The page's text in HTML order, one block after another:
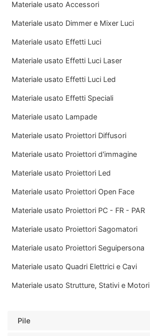
Materiale usato Accessori
Materiale usato Dimmer e Mixer Luci
Materiale usato Effetti Luci
Materiale usato Effetti Luci Laser
Materiale usato Effetti Luci Led
Materiale usato Effetti Speciali
Materiale usato Lampade
Materiale usato Proiettori Diffusori
Materiale usato Proiettori d'immagine
Materiale usato Proiettori Led
Materiale usato Proiettori Open Face
Materiale usato Proiettori PC - FR - PAR
Materiale usato Proiettori Sagomatori
Materiale usato Proiettori Seguipersona
Materiale usato Quadri Elettrici e Cavi
Materiale usato Strutture, Stativi e Motori
Pile